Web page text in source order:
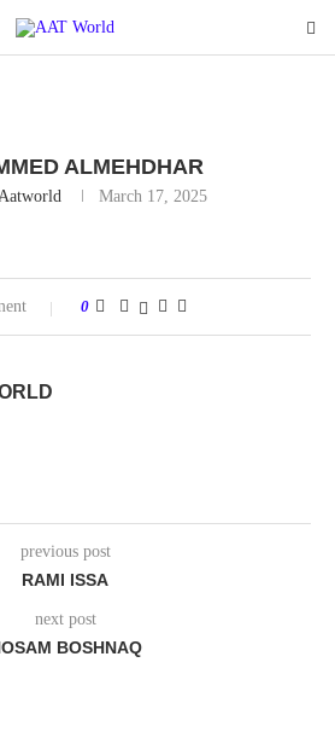
ALMEHDHAR
March 17, 2025
0
previous post
RAMI ISSA
next post
BOSHNAQ